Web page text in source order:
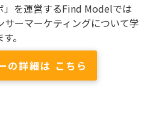
」を運営するFind Modelでは
ーマーケティングについて学
。
の詳細は こちら